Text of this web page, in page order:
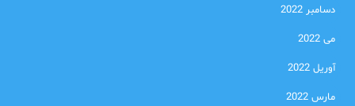
دسامبر 2022
می 2022
آوریل 2022
مارس 2022